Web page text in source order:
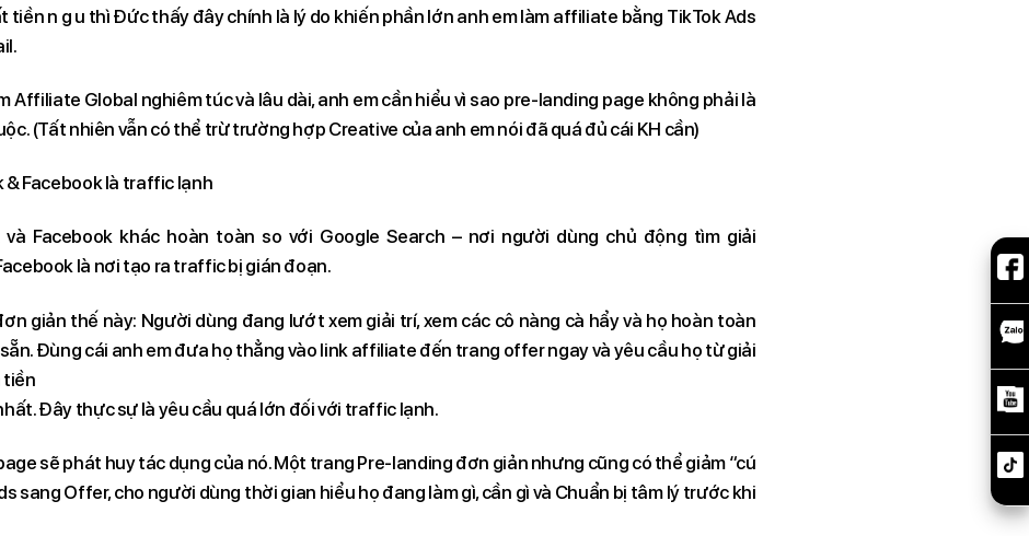
tiền n g u thì Đức thấy đây chính là lý do khiến phần lớn anh em làm affiliate bằng TikTok Ads
Affiliate Global nghiêm túc và lâu dài, anh em cần hiểu vì sao pre-landing page không phải là
(Tất nhiên vẫn có thể trừ trường hợp Creative của anh em nói đã quá đủ cái KH cần)
& Facebook là traffic lạnh
và Facebook khác hoàn toàn so với Google Search – nơi người dùng chủ động tìm giải
là nơi tạo ra traffic bị gián đoạn.
giản thế này: Người dùng đang lướt xem giải trí, xem các cô nàng cà hẩy và họ hoàn toàn
Đùng cái anh em đưa họ thẳng vào link affiliate đến trang offer ngay và yêu cầu họ từ giải
tiền
Đây thực sự là yêu cầu quá lớn đối với traffic lạnh.
sẽ phát huy tác dụng của nó. Một trang Pre-landing đơn giản nhưng cũng có thể giảm “cú
sang Offer, cho người dùng thời gian hiểu họ đang làm gì, cần gì và Chuẩn bị tâm lý trước khi